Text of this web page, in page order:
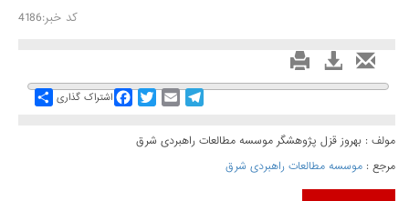
کد خبر:4186
Share اشتراک گذاری
FacebookTwitterEmail
Telegram
مولف : بهروز قزل پژوهشگر موسسه مطالعات راهبردی شرق
مرجع : موسسه مطالعات راهبردی شرق